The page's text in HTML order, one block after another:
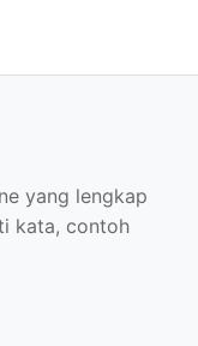
yang lengkap
kata, contoh